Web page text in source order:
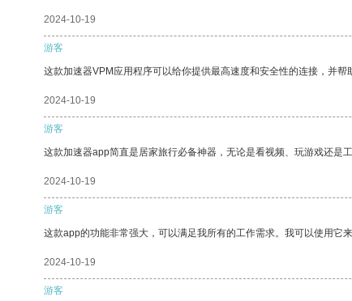
2024-10-19
游客
这款加速器VPM应用程序可以给你提供最高速度和安全性的连接，并帮
2024-10-19
游客
这款加速器app简直是居家旅行必备神器，无论是看视频、玩游戏还是
2024-10-19
游客
这款app的功能非常强大，可以满足我所有的工作需求。我可以使用它
2024-10-19
游客